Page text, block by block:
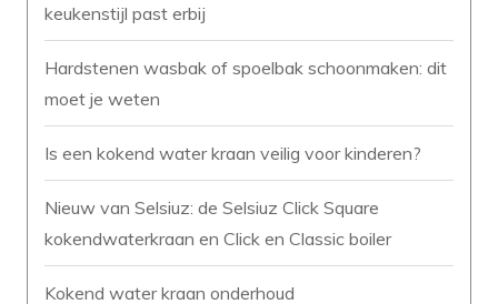
keukenstijl past erbij
Hardstenen wasbak of spoelbak schoonmaken: dit
moet je weten
Is een kokend water kraan veilig voor kinderen?
Nieuw van Selsiuz: de Selsiuz Click Square
kokendwaterkraan en Click en Classic boiler
Kokend water kraan onderhoud